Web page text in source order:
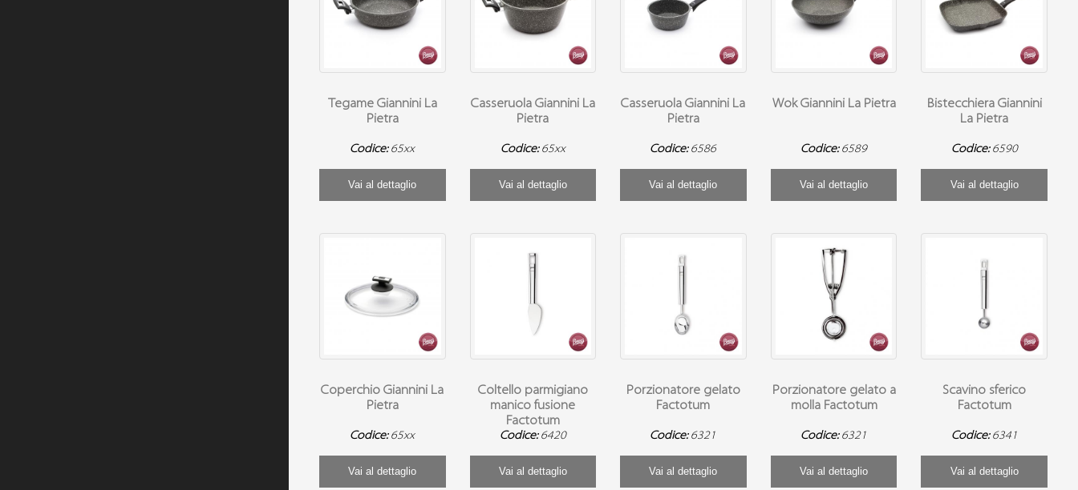
Tegame Giannini La
Pietra
Codice: 65xx
Vai al dettaglio
Casseruola Giannini La
Pietra
Codice: 65xx
Vai al dettaglio
Casseruola Giannini La
Pietra
Codice: 6586
Vai al dettaglio
Wok Giannini La Pietra
Codice: 6589
Vai al dettaglio
Bistecchiera Giannini
La Pietra
Codice: 6590
Vai al dettaglio
Coperchio Giannini La
Pietra
Codice: 65xx
Vai al dettaglio
Coltello parmigiano
manico fusione
Factotum
Codice: 6420
Vai al dettaglio
Porzionatore gelato
Factotum
Codice: 6321
Vai al dettaglio
Porzionatore gelato a
molla Factotum
Codice: 6321
Vai al dettaglio
Scavino sferico
Factotum
Codice: 6341
Vai al dettaglio